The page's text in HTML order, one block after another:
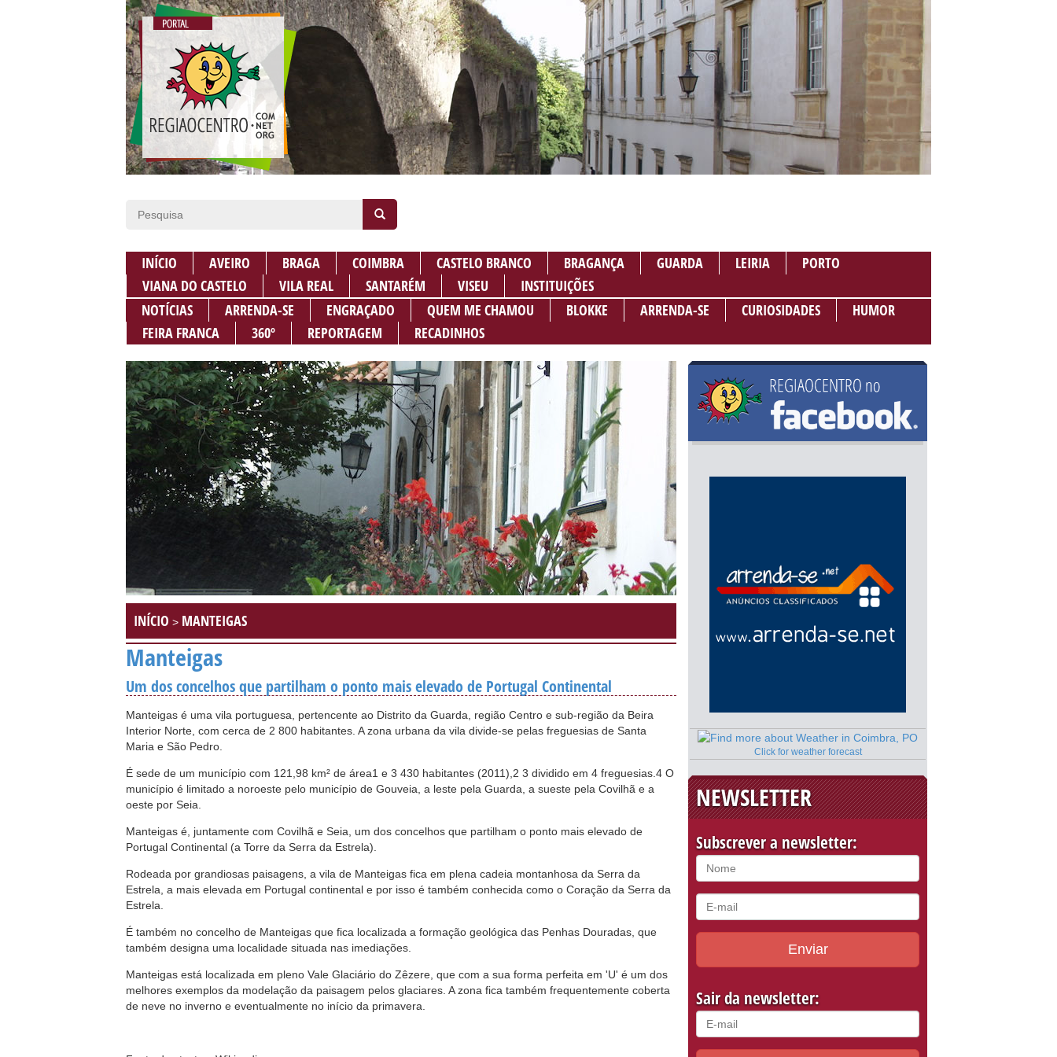
INÍCIO AVEIRO BRAGA COIMBRA CASTELO BRANCO BRAGANÇA GUARDA LEIRIA
PORTO
VIANA DO CASTELO
VILA REAL SANTARÉM VISEU
INSTITUIÇÕES
NOTÍCIAS
ARRENDA-SE ENGRAÇADO QUEM ME CHAMOU BLOKKE ARRENDA-SE CURIOSIDADES
HUMOR
FEIRA FRANCA
360º REPORTAGEM RECADINHOS
INÍCIO > MANTEIGAS
Manteigas
Um dos concelhos que partilham o ponto mais elevado de Portugal Continental
Manteigas é uma vila portuguesa, pertencente ao Distrito da Guarda, região Centro e sub-região da Beira
Interior Norte, com cerca de 2 800 habitantes. A zona urbana da vila divide-se pelas freguesias de Santa
Maria e São Pedro.
É sede de um município com 121,98 km² de área1 e 3 430 habitantes (2011),2 3 dividido em 4 freguesias.4 O
município é limitado a noroeste pelo município de Gouveia, a leste pela Guarda, a sueste pela Covilhã e a
oeste por Seia.
Manteigas é, juntamente com Covilhã e Seia, um dos concelhos que partilham o ponto mais elevado de
Portugal Continental (a Torre da Serra da Estrela).
Rodeada por grandiosas paisagens, a vila de Manteigas fica em plena cadeia montanhosa da Serra da
Estrela, a mais elevada em Portugal continental e por isso é também conhecida como o Coração da Serra da
Estrela.
É também no concelho de Manteigas que fica localizada a formação geológica das Penhas Douradas, que
também designa uma localidade situada nas imediações.
Manteigas está localizada em pleno Vale Glaciário do Zêzere, que com a sua forma perfeita em 'U' é um dos
melhores exemplos da modelação da paisagem pelos glaciares. A zona fica também frequentemente coberta
de neve no inverno e eventualmente no início da primavera.
Click for weather forecast
NEWSLETTER
Subscrever a newsletter:
Enviar
Sair da newsletter: